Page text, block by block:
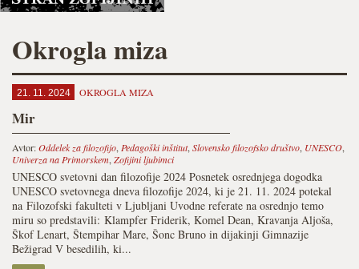
Okrogla miza
21. 11. 2024 OKROGLA MIZA
Mir
Avtor:Oddelek za filozofijo, Pedagoški inštitut, Slovensko filozofsko društvo, UNESCO,
Univerza na Primorskem, Zofijini ljubimci
UNESCO svetovni dan filozofije 2024 Posnetek osrednjega dogodka
UNESCO svetovnega dneva filozofije 2024, ki je 21. 11. 2024 potekal
na Filozofski fakulteti v Ljubljani Uvodne referate na osrednjo temo
miru so predstavili: Klampfer Friderik, Komel Dean, Kravanja Aljoša,
Škof Lenart, Štempihar Mare, Šonc Bruno in dijakinji Gimnazije
Bežigrad V besedilih, ki...